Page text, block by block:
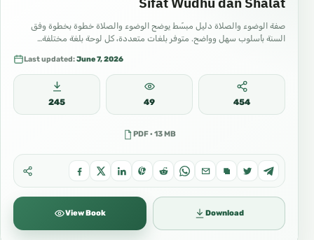
صفة الوضوء والصلاة دليل مبسّط يوضح الوضوء والصلاة خطوة بخطوة وفق
السنة بأسلوب سهل وواضح. متوفر بلغات متعددة، كل لوحة بلغة مختلفة…
Last updated:June 7, 2026
245 49 454
PDF · 13 MB
View Book Download